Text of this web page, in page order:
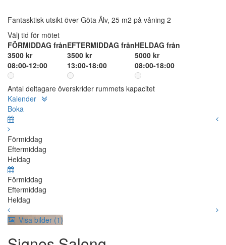
Fantasktisk utsikt över Göta Älv, 25 m2 på våning 2
Välj tid för mötet
FÖRMIDDAG från
3500 kr
08:00-12:00
EFTERMIDDAG från
3500 kr
13:00-18:00
HELDAG från
5000 kr
08:00-18:00
Antal deltagare överskrider rummets kapacitet
Kalender
Boka
Förmiddag
Eftermiddag
Heldag
Förmiddag
Eftermiddag
Heldag
Visa bilder (1)